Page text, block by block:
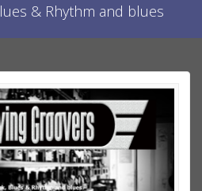
& Rhythm and blues